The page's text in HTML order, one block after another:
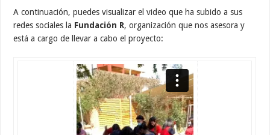
A continuación, puedes visualizar el video que ha subido a sus
redes sociales la Fundación R, organización que nos asesora y
está a cargo de llevar a cabo el proyecto: